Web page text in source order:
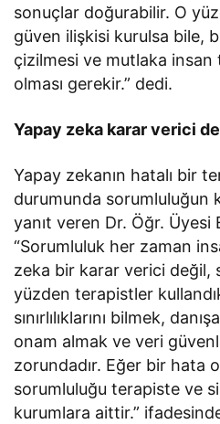
sonuçlar doğurabilir. O
güven ilişkisi kurulsa bile,
çizilmesi ve mutlaka
olması gerekir.” dedi.
Yapay zeka karar verici
Yapay zekanın hatalı bir
durumunda sorumluluğun
yanıt veren Dr. Öğr.
“Sorumluluk her zaman
zeka bir karar verici değil,
yüzden terapistler
sınırlılıklarını bilmek,
onam almak ve veri
zorundadır. Eğer bir hata
sorumluluğu terapiste ve
kurumlara aittir.”